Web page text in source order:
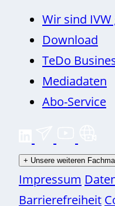
Wir sind
Download
TeDo
Mediadaten
Abo-Service
+ Unsere weiteren
Impressum
Barrierefreiheit